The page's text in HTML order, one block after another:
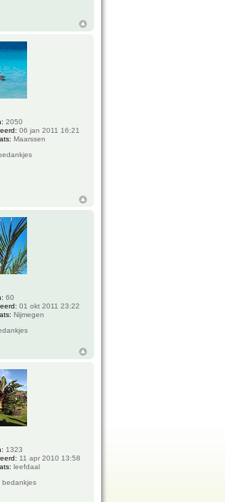
2050
06 jan 2011 16:21
Maarssen
60
01 okt 2011 23:22
Nijmegen
1323
11 apr 2010 13:58
leefdaal
bedankjes